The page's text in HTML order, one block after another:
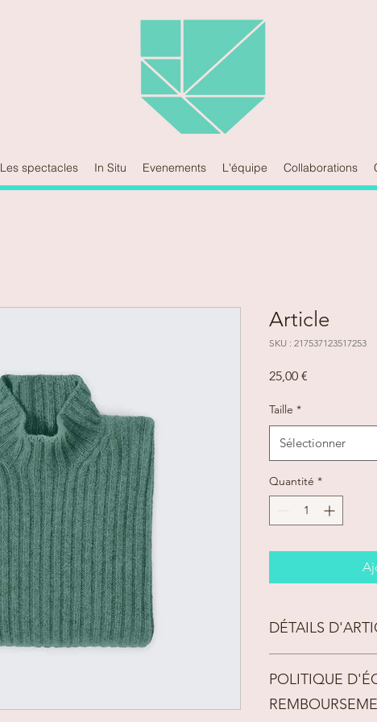
Les spectacles In Situ Evenements L'équipe Collaborations
Article
SKU : 217537123517253
25,00 €
Taille *
Sélectionner
Quantité *
DÉTAILS
l'article : taille,
emplacement est
cet article à vos
POLITIQUE